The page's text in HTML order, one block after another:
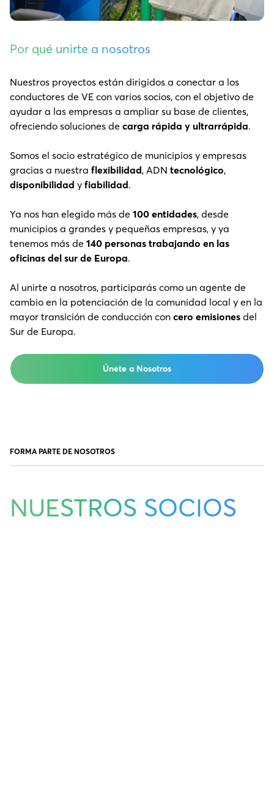
Por qué unirte a nosotros
Nuestros proyectos están dirigidos a conectar a los
conductores de VE con varios socios, con el objetivo de
ayudar a las empresas a ampliar su base de clientes,
ofreciendo soluciones de carga rápida y ultrarrápida.
Somos el socio estratégico de municipios y empresas
gracias a nuestra flexibilidad, ADN tecnológico,
disponibilidad y fiabilidad.
Ya nos han elegido más de 100 entidades, desde
municipios a grandes y pequeñas empresas, y ya
tenemos más de 140 personas trabajando en las
oficinas del sur de Europa.
Al unirte a nosotros, participarás como un agente de
cambio en la potenciación de la comunidad local y en la
mayor transición de conducción con cero emisiones del
Sur de Europa.
Únete a Nosotros
FORMA PARTE DE NOSOTROS
NUESTROS SOCIOS